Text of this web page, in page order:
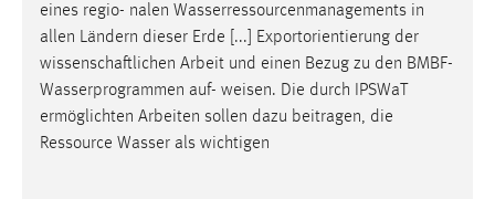
eines regio- nalen Wasserressourcenmanagements in
allen Ländern dieser Erde [...] Exportorientierung der
wissenschaftlichen Arbeit und einen Bezug zu den BMBF-
Wasserprogrammen auf- weisen. Die durch IPSWaT
ermöglichten Arbeiten sollen dazu beitragen, die
Ressource Wasser als wichtigen
Sprachpräferenz
Name:
site-language-preference
Zweck: